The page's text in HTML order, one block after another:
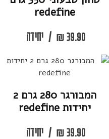
redefine
₪39.90
/ יחידה
המבורגר 280 גרם 2
יחידות redefine
₪39.90
/ יחידה